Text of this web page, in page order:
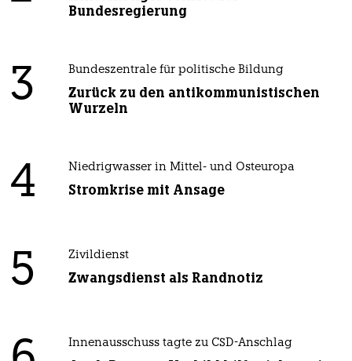
Bundesregierung
3 Bundeszentrale für politische Bildung
Zurück zu den antikommunistischen
Wurzeln
4 Niedrigwasser in Mittel- und Osteuropa
Stromkrise mit Ansage
5 Zivildienst
Zwangsdienst als Randnotiz
Innenausschuss tagte zu CSD-Anschlag